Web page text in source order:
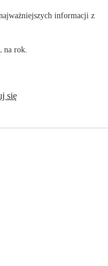
informacji z
na rok.
się